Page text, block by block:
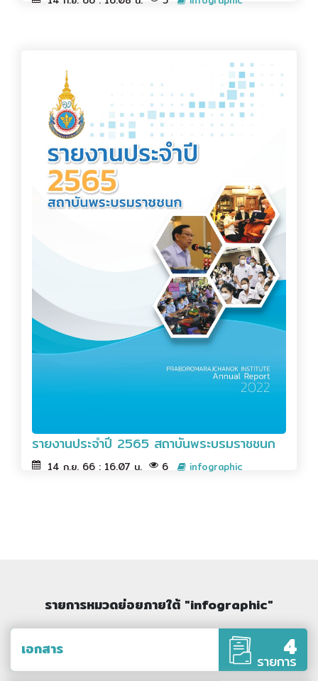
รายงานประจำปี 2565 สถาบันพระบรมราชชนก
14 ก.ย. 66 : 16.07 น. 6 infographic
รายการหมวดย่อยภายใต้ "infographic"
เอกสาร 4
รายการ